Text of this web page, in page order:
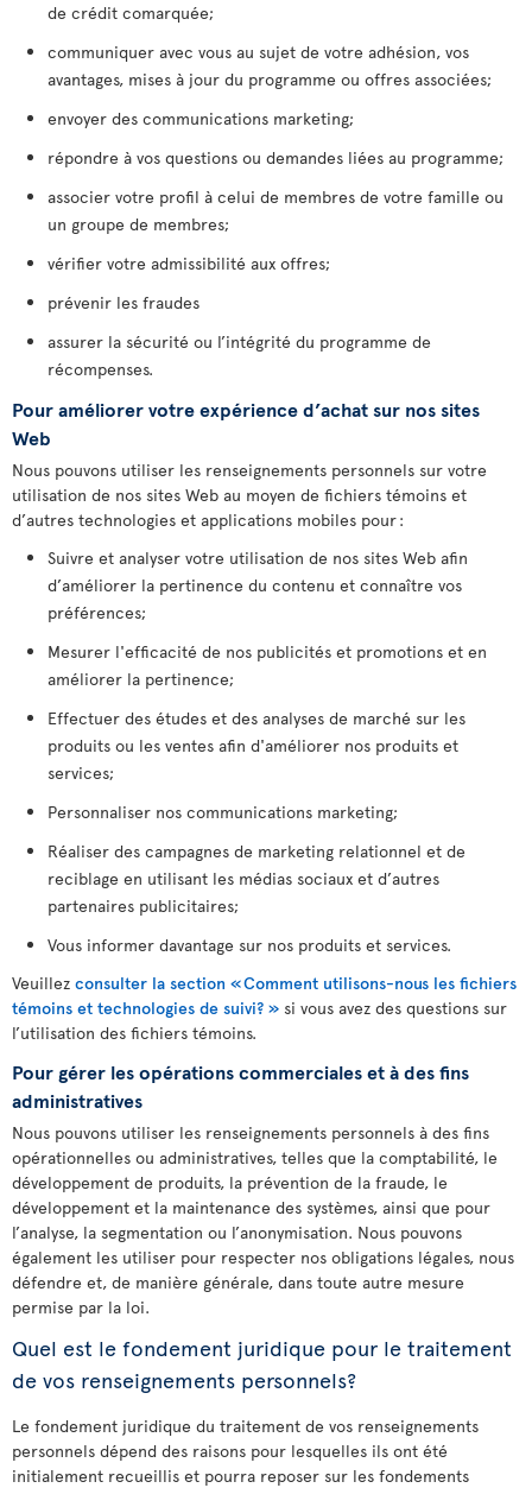
de crédit comarquée;
communiquer avec vous au sujet de votre adhésion, vos
avantages, mises à jour du programme ou offres associées;
envoyer des communications marketing;
répondre à vos questions ou demandes liées au programme;
associer votre profil à celui de membres de votre famille ou
un groupe de membres;
vérifier votre admissibilité aux offres;
prévenir les fraudes
assurer la sécurité ou l’intégrité du programme de
récompenses.
Pour améliorer votre expérience d’achat sur nos sites
Web
Nous pouvons utiliser les renseignements personnels sur votre
utilisation de nos sites Web au moyen de fichiers témoins et
d’autres technologies et applications mobiles pour :
Suivre et analyser votre utilisation de nos sites Web afin
d’améliorer la pertinence du contenu et connaître vos
préférences;
Mesurer l'efficacité de nos publicités et promotions et en
améliorer la pertinence;
Effectuer des études et des analyses de marché sur les
produits ou les ventes afin d'améliorer nos produits et
services;
Personnaliser nos communications marketing;
Réaliser des campagnes de marketing relationnel et de
reciblage en utilisant les médias sociaux et d’autres
partenaires publicitaires;
Vous informer davantage sur nos produits et services.
Veuillez consulter la section « Comment utilisons-nous les fichiers
témoins et technologies de suivi? » si vous avez des questions sur
l’utilisation des fichiers témoins.
Pour gérer les opérations commerciales et à des fins
administratives
Nous pouvons utiliser les renseignements personnels à des fins
opérationnelles ou administratives, telles que la comptabilité, le
développement de produits, la prévention de la fraude, le
développement et la maintenance des systèmes, ainsi que pour
l’analyse, la segmentation ou l’anonymisation. Nous pouvons
également les utiliser pour respecter nos obligations légales, nous
défendre et, de manière générale, dans toute autre mesure
permise par la loi.
Quel est le fondement juridique pour le traitement
de vos renseignements personnels?
Le fondement juridique du traitement de vos renseignements
personnels dépend des raisons pour lesquelles ils ont été
initialement recueillis et pourra reposer sur les fondements